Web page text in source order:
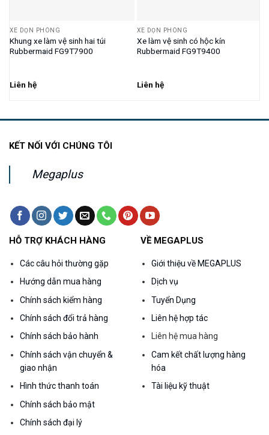
XE DỌN PHÒNG
Khung xe làm vệ sinh hai túi
Rubbermaid FG9T7900
Liên hệ
XE DỌN PHÒNG
Xe làm vệ sinh có hộc kín
Rubbermaid FG9T9400
Liên hệ
KẾT NỐI VỚI CHÚNG TÔI
Megaplus
HỖ TRỢ KHÁCH HÀNG
Các câu hỏi thường gặp
Hướng dẫn mua hàng
Chính sách kiểm hàng
Chính sách đổi trả hàng
Chính sách bảo hành
Chính sách vận chuyển &
giao nhận
Hình thức thanh toán
Chính sách bảo mật
Chính sách đại lý
VỀ MEGAPLUS
Giới thiệu về MEGAPLUS
Dịch vụ
Tuyển Dụng
Liên hệ hợp tác
Liên hệ mua hàng
Cam kết chất lượng hàng
hóa
Tài liệu kỹ thuật